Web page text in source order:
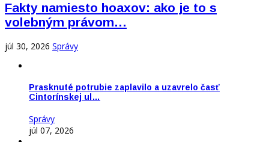
Fakty namiesto hoaxov: ako je to s
volebným právom…
júl 30, 2026 Správy
Prasknuté potrubie zaplavilo a uzavrelo časť
Cintorínskej ul…
Správy
júl 07, 2026